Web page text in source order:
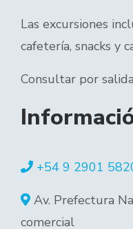
Las excursiones
cafetería, snacks y
Consultar por
+54 9 2901
Av. Prefectura
comercial